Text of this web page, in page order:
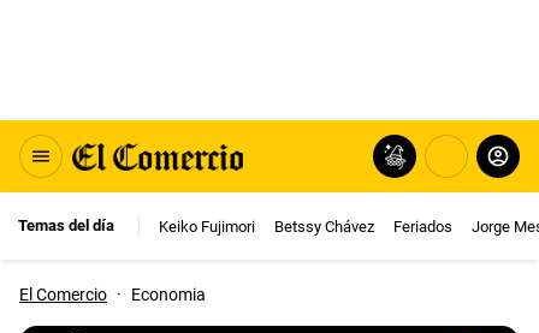
Temas del día Keiko Fujimori Betssy Chávez Feriados Jorge
El Comercio · Economia